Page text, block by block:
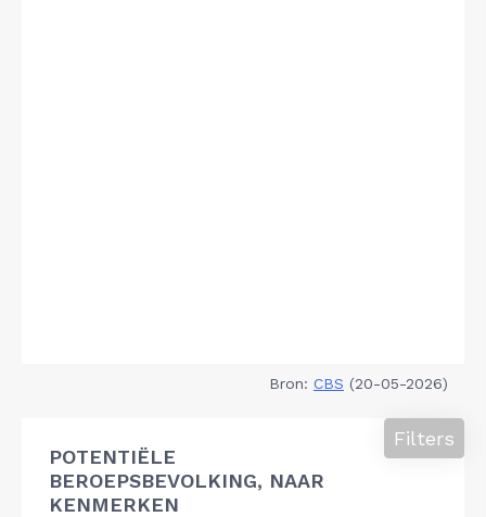
Bron: CBS (20-05-2026)
POTENTIËLE
BEROEPSBEVOLKING, NAAR
KENMERKEN
Filters